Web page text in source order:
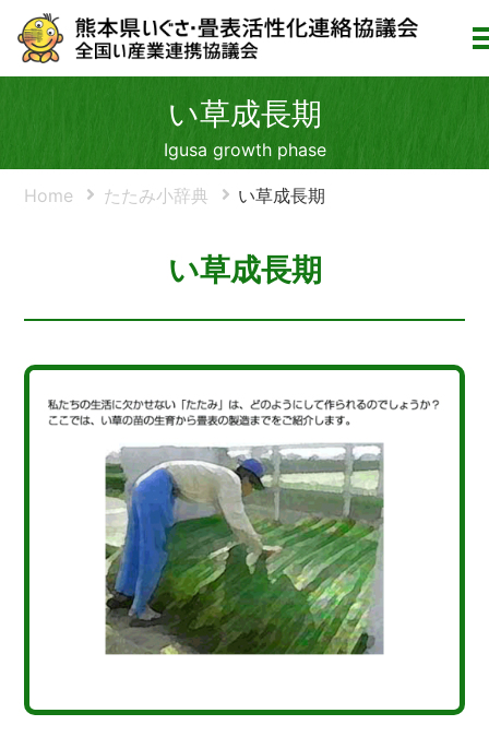
い草成長期
Igusa growth phase
Home たたみ小辞典 い草成長期
い草成長期